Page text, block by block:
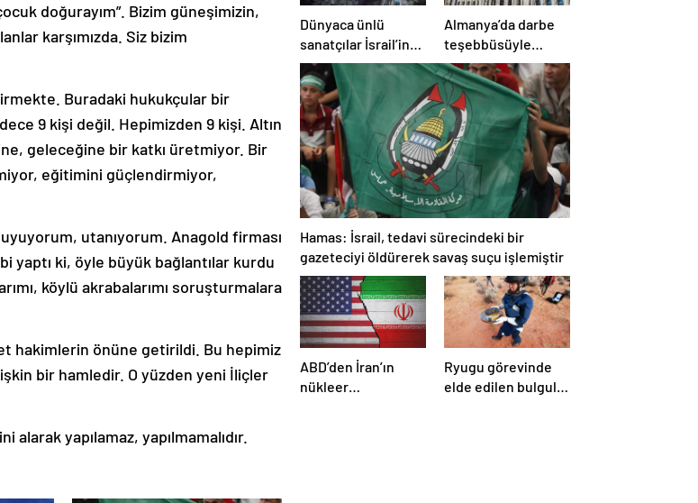
doğurayım”. Bizim güneşimizin,
karşımızda. Siz bizim
Buradaki hukukçular bir
9 kişi değil. Hepimizden 9 kişi. Altın
geleceğine bir katkı üretmiyor. Bir
eğitimini güçlendirmiyor,
utanıyorum. Anagold firması
yaptı ki, öyle büyük bağlantılar kurdu
köylü akrabalarımı soruşturmalara
hakimlerin önüne getirildi. Bu hepimiz
bir hamledir. O yüzden yeni İliçler
yapılamaz, yapılmamalıdır.
Dünyaca ünlü
sanatçılar İsrail’in
Gazze’deki
soykırımını kınadı
Almanya’da darbe
teşebbüsüyle
suçlanan örgüte ait
dernek yasaklandı
Hamas: İsrail, tedavi sürecindeki bir
gazeteciyi öldürerek savaş suçu işlemiştir
ABD’den İran’ın
nükleer
Ryugu görevinde
elde edilen bulgular